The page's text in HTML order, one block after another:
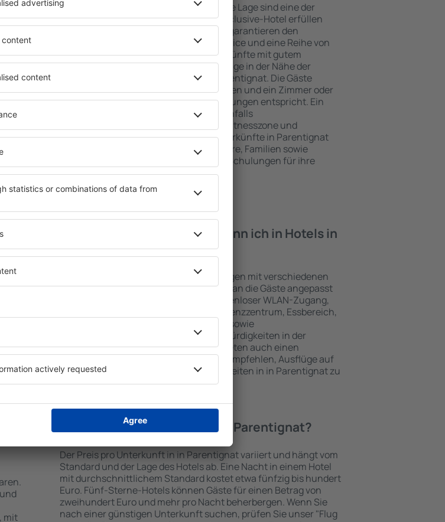
in
die
des
und
für
und
Umfassender Service und eine attraktive Lage sind eine der
wichtigsten Bedingungen, die ein All-Inclusive-Hotel erfüllen
muss. Die besten Hotels in Parentignat garantieren den
Hotelgästen einen hervorragenden Service und eine Reihe von
Annehmlichkeiten. Hochwertige Unterkünfte mit gutem
Standard bieten eine ausgezeichnete Lage in der Nähe der
wichtigsten Sehenswürdigkeiten in Parentignat. Die Gäste
können die kostenlosen Parkplätze nutzen und ein Zimmer oder
Apartment auswählen, das ihren Erwartungen entspricht. Ein
Hotel mit hohem Standard umfasst ebenfalls
abwechslungsreiches Menü, SPA oder Fitnesszone und
Attraktionen für Kinder. Die besten Unterkünfte in Parentignat
sind eine hervorragende Lösung für Paare, Familien sowie
Personen, die geschäftlich reisen oder Schulungen für ihre
Mitarbeiter organisieren möchten.
die
das
Welche Annehmlichkeiten kann ich in Hotels in
in Parentignat finden?
Hotels in in Parentignat sind Einrichtungen mit verschiedenen
Standards sowie Annehmlichkeiten, die an die Gäste angepasst
sind . Zu den beliebtesten gehören kostenloser WLAN-Zugang,
SPA-Zone, Bar / Safe im Zimmer, Konferenzzentrum, Essbereich,
Kinderspielecke, kostenlose Parkplätze sowie
Informationsbroschüren über Sehenswürdigkeiten in der
Umgebung. Einige der Einrichtungen bieten auch einen
Transport vom/zum Flughafen an oder empfehlen, Ausflüge auf
den Spuren der größten Sehenswürdigkeiten in in Parentignat zu
unternehmen.
mit
Wie viel kostet ein Hotel in in Parentignat?
Der Preis pro Unterkunft in in Parentignat variiert und hängt vom
Standard und der Lage des Hotels ab. Eine Nacht in einem Hotel
mit durchschnittlichem Standard kostet etwa fünfzig bis hundert
Euro. Fünf-Sterne-Hotels können Gäste für einen Betrag von
zweihundert Euro und mehr pro Nacht beherbergen. Wenn Sie
nach einer günstigen Unterkunft suchen, prüfen Sie unser "Flug